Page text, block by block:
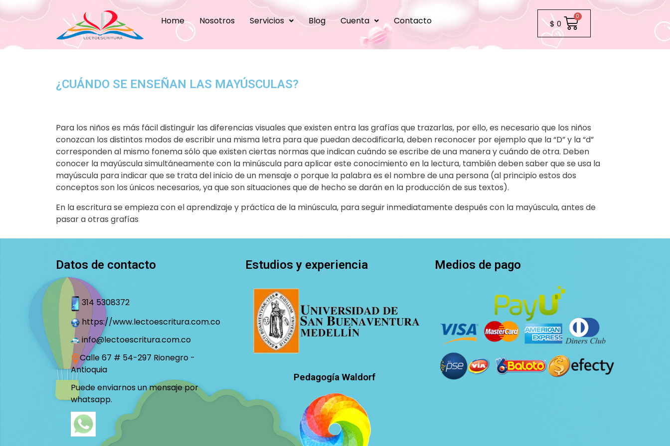
Home Nosotros Servicios Blog Cuenta Contacto $0
¿CUÁNDO SE ENSEÑAN LAS MAYÚSCULAS?
Para los niños es más fácil distinguir las diferencias visuales que existen entra las grafías que trazarlas, por ello, es necesario que los niños
conozcan los distintos modos de escribir una misma letra para que puedan decodificarla, deben reconocer por ejemplo que la “D” y la “d”
corresponden al mismo fonema sólo que existen ciertas normas que indican cuándo se escribe de una manera y cuándo de otra. Deben
conocer la mayúscula simultáneamente con la minúscula para aplicar este conocimiento en la lectura, también deben saber que se usa la
mayúscula para indicar que se trata del inicio de un mensaje o porque la palabra es el nombre de una persona (al principio estos dos
conceptos son los únicos necesarios, ya que son situaciones que de hecho se darán en la producción de sus textos).
En la escritura se empieza con el aprendizaje y práctica de la minúscula, para seguir inmediatamente después con la mayúscula, antes de
pasar a otras grafías
Datos de contacto
314 5308372
https://www.lectoescritura.com.co
info@lectoescritura.com.co
Calle 67 # 54-297 Rionegro -
Antioquia
Puede enviarnos un mensaje por
whatsapp.
Estudios y experiencia
Pedagogía Waldorf
Medios de pago